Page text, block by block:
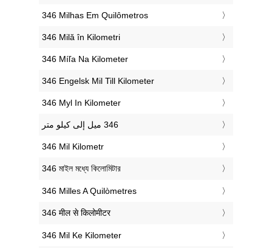
‎346 Milhas Em Quilômetros
‎346 Milă în Kilometri
‎346 Míľa Na Kilometer
‎346 Engelsk Mil Till Kilometer
‎346 Myl In Kilometer
‎346 Mil Kilometr
‎346 মাইল মধ্যে কিলোমিটার
‎346 Milles A Quilòmetres
‎346 मील से किलोमीटर
‎346 Mil Ke Kilometer